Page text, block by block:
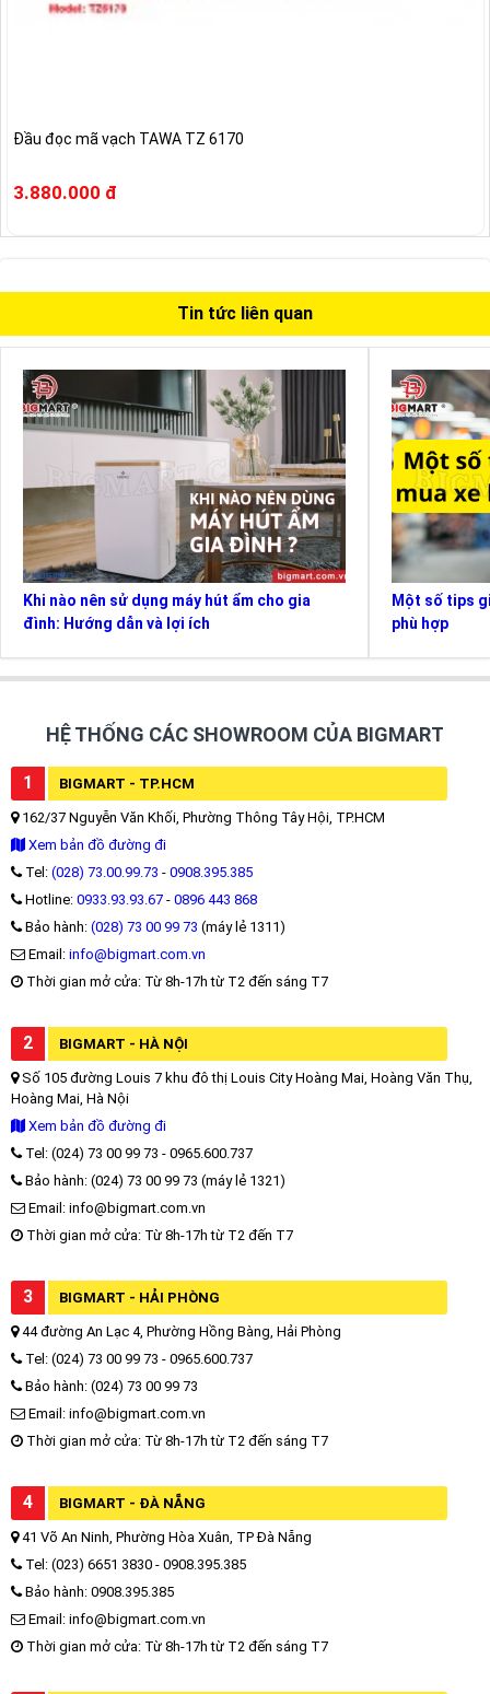
Đầu đọc mã vạch TAWA TZ 6170
3.880.000 đ
Tin tức liên quan
Khi nào nên sử dụng máy hút ẩm cho gia
đình: Hướng dẫn và lợi ích
Một số tips
phù hợp
HỆ THỐNG CÁC SHOWROOM CỦA BIGMART
1 BIGMART - TP.HCM
162/37 Nguyễn Văn Khối, Phường Thông Tây Hội, TP.HCM
Xem bản đồ đường đi
Tel: (028) 73.00.99.73 - 0908.395.385
Hotline: 0933.93.93.67 - 0896 443 868
Bảo hành: (028) 73 00 99 73 (máy lẻ 1311)
Email: info@bigmart.com.vn
Thời gian mở cửa: Từ 8h-17h từ T2 đến sáng T7
2 BIGMART - HÀ NỘI
Số 105 đường Louis 7 khu đô thị Louis City Hoàng Mai, Hoàng Văn Thụ,
Hoàng Mai, Hà Nội
Xem bản đồ đường đi
Tel: (024) 73 00 99 73 - 0965.600.737
Bảo hành: (024) 73 00 99 73 (máy lẻ 1321)
Email: info@bigmart.com.vn
Thời gian mở cửa: Từ 8h-17h từ T2 đến T7
3 BIGMART - HẢI PHÒNG
44 đường An Lạc 4, Phường Hồng Bàng, Hải Phòng
Tel: (024) 73 00 99 73 - 0965.600.737
Bảo hành: (024) 73 00 99 73
Email: info@bigmart.com.vn
Thời gian mở cửa: Từ 8h-17h từ T2 đến sáng T7
4 BIGMART - ĐÀ NẴNG
41 Võ An Ninh, Phường Hòa Xuân, TP Đà Nẵng
Tel: (023) 6651 3830 - 0908.395.385
Bảo hành: 0908.395.385
Email: info@bigmart.com.vn
Thời gian mở cửa: Từ 8h-17h từ T2 đến sáng T7